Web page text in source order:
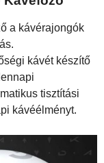
a kávérajongók
kávét készítő
tisztítási
kávéélményt.